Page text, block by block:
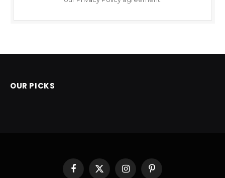
OUR PICKS
Facebook
X InstagramPinterest